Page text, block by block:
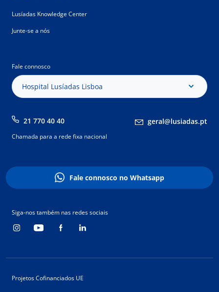
Lusíadas Knowledge Center
Junte-se a nós
Fale connosco
Hospital Lusíadas Lisboa
21 770 40 40 geral@lusiadas.pt
Chamada para a rede fixa nacional
Fale connosco no Whatsapp
Siga-nos também nas redes sociais
Projetos Cofinanciados UE